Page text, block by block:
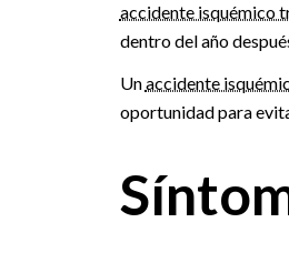
accidente isquémico
dentro del año
Unaccidente
oportunidad para